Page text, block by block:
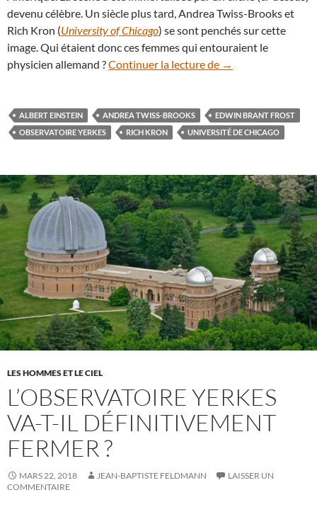
devenu célèbre. Un siècle plus tard, Andrea Twiss-Brooks et
Rich Kron (University of Chicago) se sont penchés sur cette
image. Qui étaient donc ces femmes qui entouraient le
physicien allemand ?Continuer la lecture de Observatoire
→
ALBERT EINSTEIN ANDREA TWISS-BROOKS
EDWIN BRANT FROST
OBSERVATOIRE YERKES
RICH KRON UNIVERSITÉ DE CHICAGO
LES HOMMES ET LE CIEL
L’OBSERVATOIRE YERKES
VA-T-IL DÉFINITIVEMENT
FERMER ?
MARS 22, 2018 JEAN-BAPTISTE FELDMANN
LAISSER UN
COMMENTAIRE